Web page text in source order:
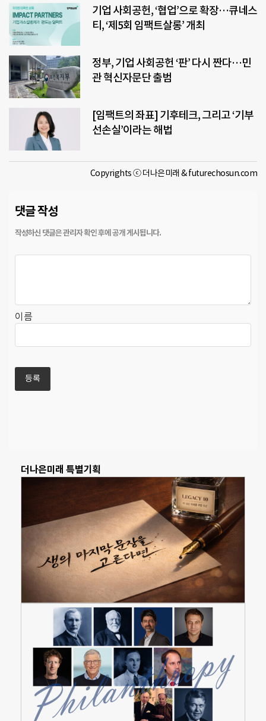
기업 사회공헌, ‘협업’으로 확장…큐네스
티, ‘제5회 임팩트살롱’ 개최
정부, 기업 사회공헌 ‘판’ 다시 짠다…민
관 혁신자문단 출범
[임팩트의 좌표] 기후테크, 그리고 ‘기부
선손실’이라는 해법
Copyrights ⓒ 더나은미래 & futurechosun.com
댓글 작성
이름
더나은미래 특별기획